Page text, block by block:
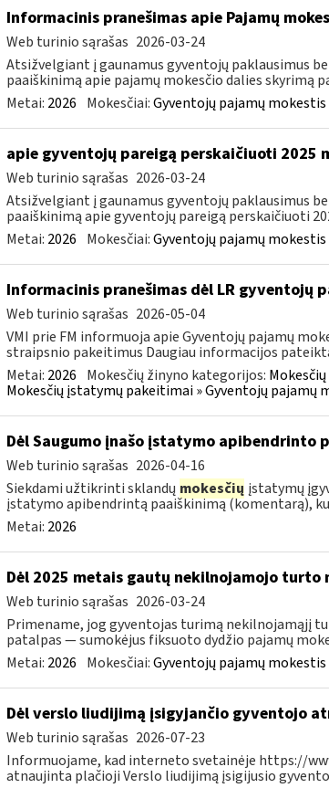
Informacinis pranešimas apie Pajamų
Web turinio sąrašas 2026-03-24
Atsižvelgiant į gaunamus gyventojų paklausimus
paaiškinimą apie pajamų mokesčio dalies skyrimą
Metai: 2026 Mokesčiai:Gyventojų pajamų mokestis
apie gyventojų pareigą perskaičiuoti 2025
Web turinio sąrašas 2026-03-24
Atsižvelgiant į gaunamus gyventojų paklausimus
paaiškinimą apie gyventojų pareigą perskaičiuoti
Metai: 2026 Mokesčiai:Gyventojų pajamų mokestis
Informacinis pranešimas dėl LR gyventojų
Web turinio sąrašas 2026-05-04
VMI prie FM informuoja apie Gyventojų pajamų
straipsnio pakeitimus Daugiau informacijos
Metai: 2026 Mokesčių žinyno kategorijos:
Mokesčių įstatymų pakeitimai » Gyventojų pajamų
Dėl Saugumo įnašo įstatymo apibendrinto
Web turinio sąrašas 2026-04-16
Siekdami užtikrinti sklandų mokesčių įstatymų
įstatymo apibendrintą paaiškinimą (komentarą),
Metai: 2026
Dėl 2025 metais gautų nekilnojamojo
Web turinio sąrašas 2026-03-24
Primename, jog gyventojas turimą nekilnojamąjį
patalpas — sumokėjus fiksuoto dydžio pajamų
Metai: 2026 Mokesčiai:Gyventojų pajamų mokestis
Dėl verslo liudijimą įsigyjančio gyventojo
Web turinio sąrašas 2026-07-23
Informuojame, kad interneto svetainėje https://
atnaujinta plačioji Verslo liudijimą įsigijusio